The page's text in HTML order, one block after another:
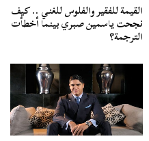
القيمة للفقير والفلوس للغني .. كيف
نجحت ياسمين صبري بينما أخطأت
الترجمة؟